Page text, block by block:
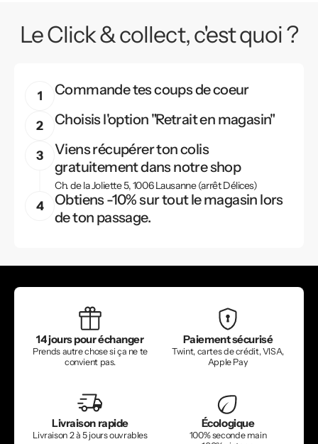
Le Click & collect, c'est quoi ?
Commande tes coups de coeur
Choisis l'option "Retrait en magasin"
Viens récupérer ton colis
gratuitement dans notre shop
Ch. de la Joliette 5, 1006 Lausanne (arrêt Délices)
Obtiens -10% sur tout le magasin lors
de ton passage.
14 jours pour échanger
Prends autre chose si ça ne te
convient pas.
Paiement sécurisé
Twint, cartes de crédit, VISA,
Apple Pay
Livraison rapide
Livraison 2 à 5 jours ouvrables
Écologique
100% seconde main